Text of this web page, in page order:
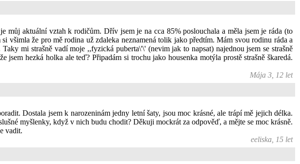
aktuální vztah k rodičům. Dřív jsem je na cca 85% poslouchala a měla jsem je ráda (to
všimla že pro mě rodina už zdaleka neznamená tolik jako předtím. Mám svou rodinu ráda a
mi strašně vadí moje ,,fyzická puberta\'\' (nevim jak to napsat) najednou jsem se strašně
hezká holka ale teď? Připadám si trochu jako housenka motýla prostě strašně škaredá.
Mája 3, 12 let
Dostala jsem k narozeninám jedny letní šaty, jsou moc krásné, ale trápí mě jejich délka.
myšlenky, když v nich budu chodit? Děkuji mockrát za odpověď, a mějte se moc krásně.
vadit.
eeliska, 15 let